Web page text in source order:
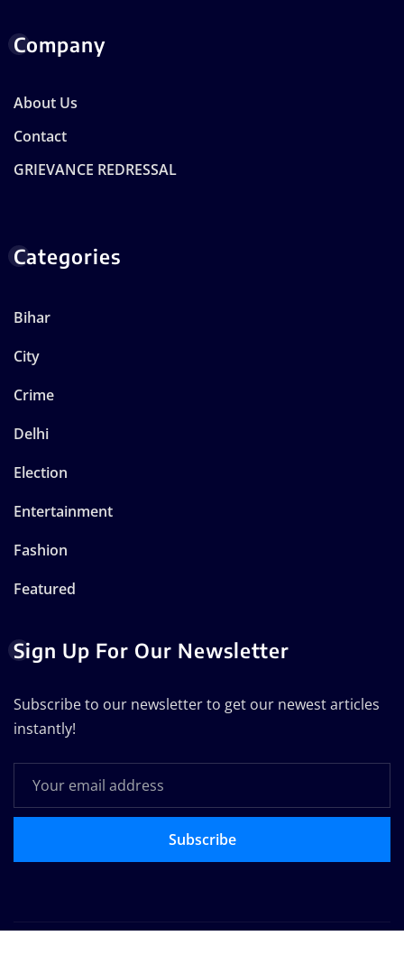
Company
About Us
Contact
GRIEVANCE REDRESSAL
Categories
Bihar
City
Crime
Delhi
Election
Entertainment
Fashion
Featured
Sign Up For Our Newsletter
Subscribe to our newsletter to get our newest articles
instantly!
Subscribe